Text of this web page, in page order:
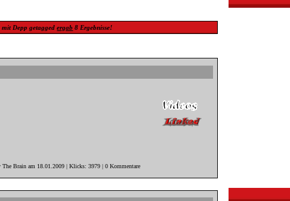
mit Depp getaggedergab 8 Ergebnisse!
Brain am 18.01.2009 | Klicks: 3979 | 0 Kommentare